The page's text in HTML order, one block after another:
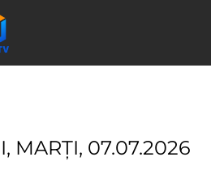
MARȚI, 07.07.2026